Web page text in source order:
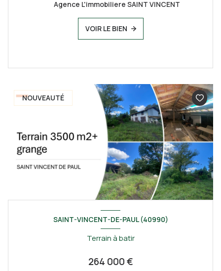
Agence L'immobiliere SAINT VINCENT
VOIR LE BIEN
NOUVEAUTÉ
SAINT-VINCENT-DE-PAUL (40990)
Terrain à batir
264 000 €